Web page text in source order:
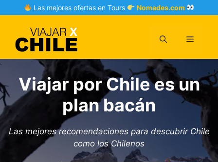
to
Las mejores ofertas en Tours Nomades.com
Menu
Viajar por Chile es un
plan bacán
Las mejores recomendaciones para descubrir Chile
como los Chilenos